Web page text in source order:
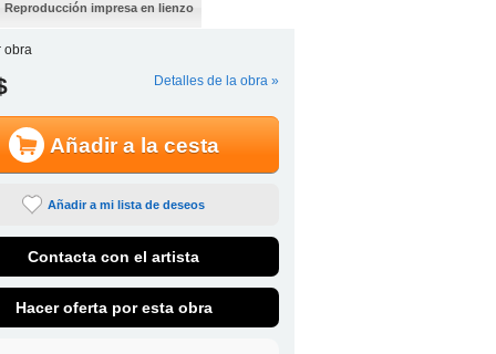
Reproducción impresa en lienzo
obra
Detalles de la obra »
Añadir a la cesta
Añadir a mi lista de deseos
Contacta con el artista
Hacer oferta por esta obra